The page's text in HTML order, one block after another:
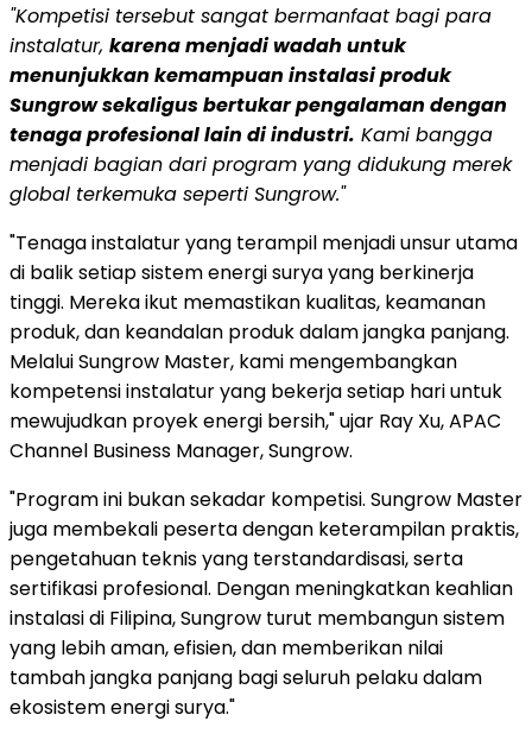
"Kompetisi tersebut sangat bermanfaat bagi para
instalatur, karena menjadi wadah untuk
menunjukkan kemampuan instalasi produk
Sungrow sekaligus bertukar pengalaman dengan
tenaga profesional lain di industri. Kami bangga
menjadi bagian dari program yang didukung merek
global terkemuka seperti Sungrow."
"Tenaga instalatur yang terampil menjadi unsur utama
di balik setiap sistem energi surya yang berkinerja
tinggi. Mereka ikut memastikan kualitas, keamanan
produk, dan keandalan produk dalam jangka panjang.
Melalui Sungrow Master, kami mengembangkan
kompetensi instalatur yang bekerja setiap hari untuk
mewujudkan proyek energi bersih," ujar Ray Xu, APAC
Channel Business Manager, Sungrow.
"Program ini bukan sekadar kompetisi. Sungrow Master
juga membekali peserta dengan keterampilan praktis,
pengetahuan teknis yang terstandardisasi, serta
sertifikasi profesional. Dengan meningkatkan keahlian
instalasi di Filipina, Sungrow turut membangun sistem
yang lebih aman, efisien, dan memberikan nilai
tambah jangka panjang bagi seluruh pelaku dalam
ekosistem energi surya."